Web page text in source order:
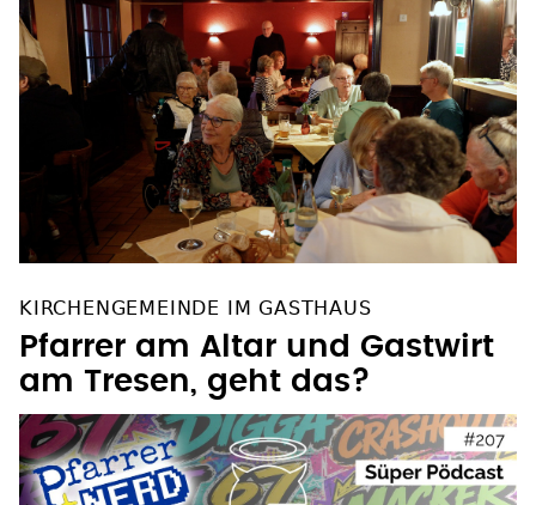
KIRCHENGEMEINDE IM GASTHAUS
Pfarrer am Altar und Gastwirt
am Tresen, geht das?